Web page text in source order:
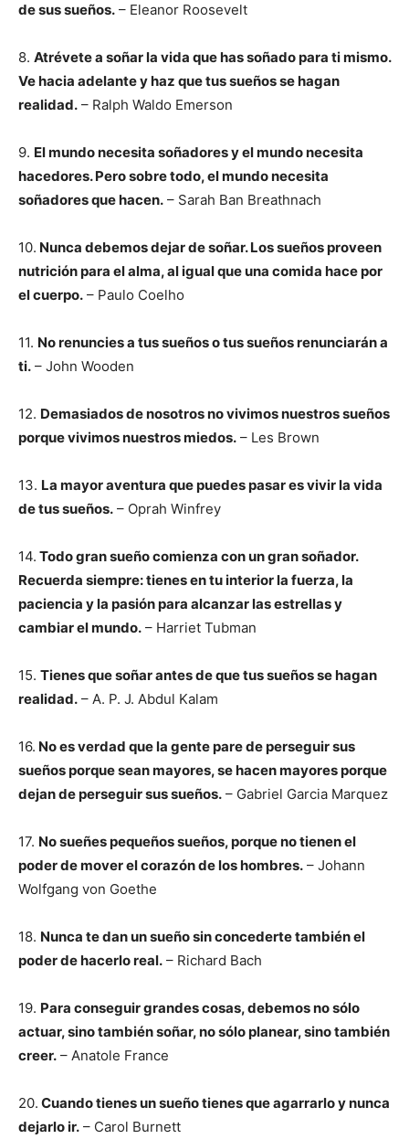
de sus sueños. – Eleanor Roosevelt
8. Atrévete a soñar la vida que has soñado para ti mismo.
Ve hacia adelante y haz que tus sueños se hagan
realidad. – Ralph Waldo Emerson
9. El mundo necesita soñadores y el mundo necesita
hacedores. Pero sobre todo, el mundo necesita
soñadores que hacen. – Sarah Ban Breathnach
10. Nunca debemos dejar de soñar. Los sueños proveen
nutrición para el alma, al igual que una comida hace por
el cuerpo. – Paulo Coelho
11. No renuncies a tus sueños o tus sueños renunciarán a
ti. – John Wooden
12. Demasiados de nosotros no vivimos nuestros sueños
porque vivimos nuestros miedos. – Les Brown
13. La mayor aventura que puedes pasar es vivir la vida
de tus sueños. – Oprah Winfrey
14. Todo gran sueño comienza con un gran soñador.
Recuerda siempre: tienes en tu interior la fuerza, la
paciencia y la pasión para alcanzar las estrellas y
cambiar el mundo. – Harriet Tubman
15. Tienes que soñar antes de que tus sueños se hagan
realidad. – A. P. J. Abdul Kalam
16. No es verdad que la gente pare de perseguir sus
sueños porque sean mayores, se hacen mayores porque
dejan de perseguir sus sueños. – Gabriel Garcia Marquez
17. No sueñes pequeños sueños, porque no tienen el
poder de mover el corazón de los hombres. – Johann
Wolfgang von Goethe
18. Nunca te dan un sueño sin concederte también el
poder de hacerlo real. – Richard Bach
19. Para conseguir grandes cosas, debemos no sólo
actuar, sino también soñar, no sólo planear, sino también
creer. – Anatole France
20. Cuando tienes un sueño tienes que agarrarlo y nunca
dejarlo ir. – Carol Burnett